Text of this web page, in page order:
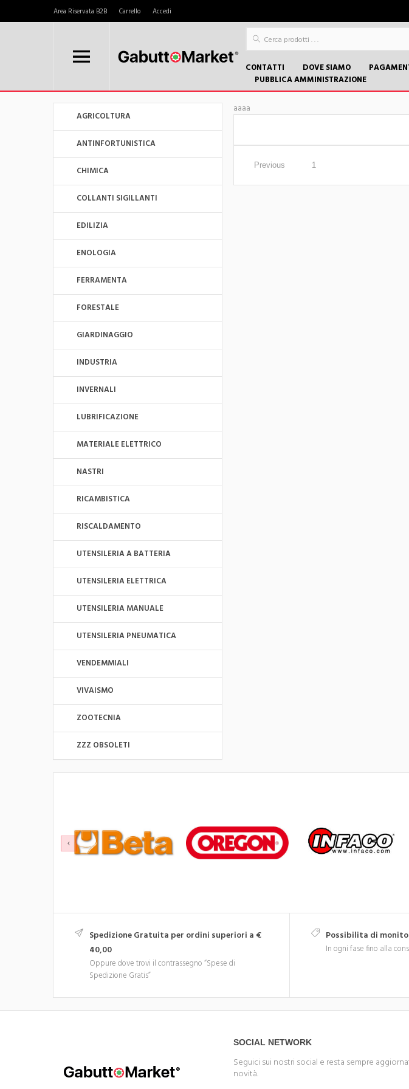
Area Riservata B2B Carrello Accedi
CONTATTI DOVE SIAMO
PUBBLICA AMMINISTRAZIONE
AGRICOLTURA
ANTINFORTUNISTICA
CHIMICA
COLLANTI SIGILLANTI
EDILIZIA
ENOLOGIA
FERRAMENTA
FORESTALE
GIARDINAGGIO
INDUSTRIA
INVERNALI
LUBRIFICAZIONE
MATERIALE ELETTRICO
NASTRI
RICAMBISTICA
RISCALDAMENTO
UTENSILERIA A BATTERIA
UTENSILERIA ELETTRICA
UTENSILERIA MANUALE
UTENSILERIA PNEUMATICA
VENDEMMIALI
VIVAISMO
ZOOTECNIA
ZZZ OBSOLETI
aaaa
Previous 1
Spedizione Gratuita per ordini superiori a €
40,00
Oppure dove trovi il contrassegno “Spese di
Spedizione Gratis”
Possibilita di
In ogni fase fino alla
SOCIAL NETWORK
Seguici sui nostri social e resta sempre
novità.